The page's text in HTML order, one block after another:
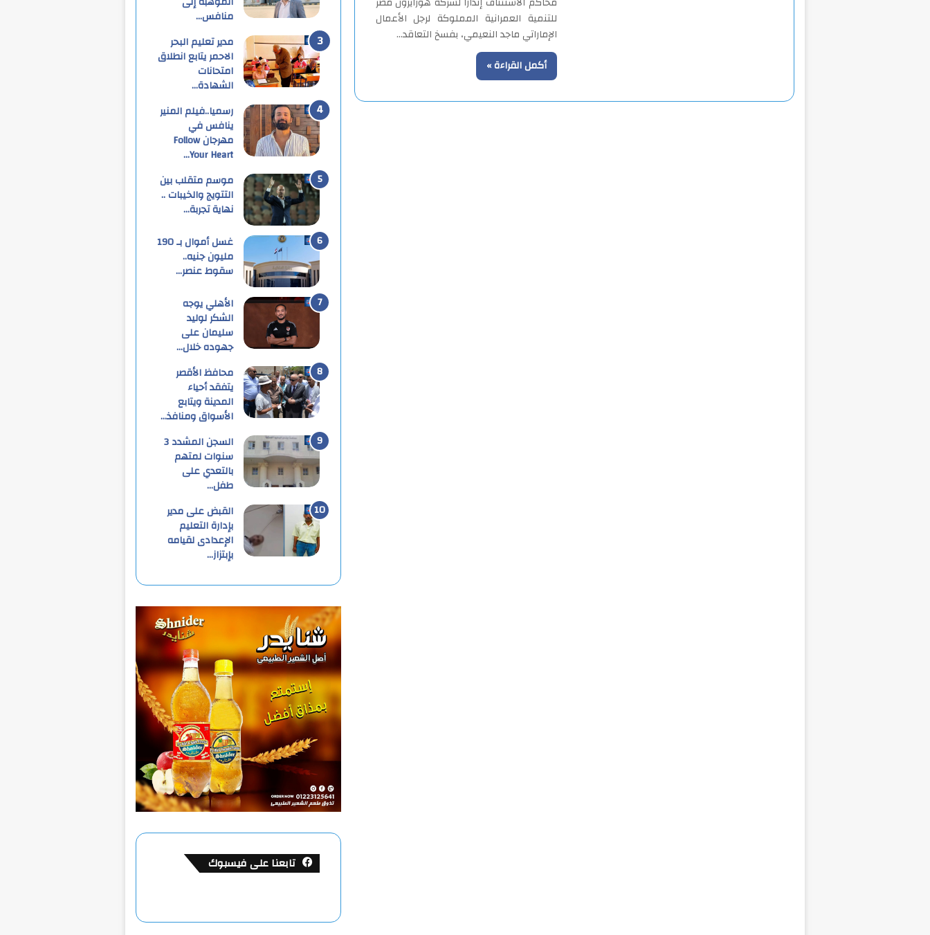
للتنمية العمرانية المملوكة لرجل الأعمال
الإماراتي ماجد النعيمي، بفسخ التعاقد…
أكمل القراءة »
منافس…
مدير تعليم البحر
الاحمر يتابع انطلاق
امتحانات
الشهادة…
رسميا..فيلم المنير
ينافس في
مهرجان Follow
Your Heart…
موسم متقلب بين
التتويج والخيبات ..
نهاية تجربة…
غسل أموال بـ 190
مليون جنيه..
سقوط عنصر…
الأهلي يوجه
الشكر لوليد
سليمان على
جهوده خلال…
محافظ الأقصر
يتفقد أحياء
المدينة ويتابع
الأسواق ومنافذ…
السجن المشدد 3
سنوات لمتهم
بالتعدي على
طفل…
القبض على مدير
بإدارة التعليم
الإعدادى لقيامه
بإبتزاز…
تابعنا على فيسبوك